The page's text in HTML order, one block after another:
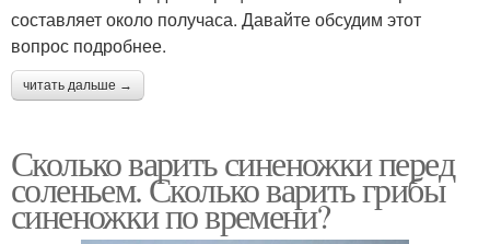
составляет около получаса. Давайте обсудим этот
вопрос подробнее.
читать дальше →
Сколько варить синеножки перед
соленьем. Сколько варить грибы
синеножки по времени?